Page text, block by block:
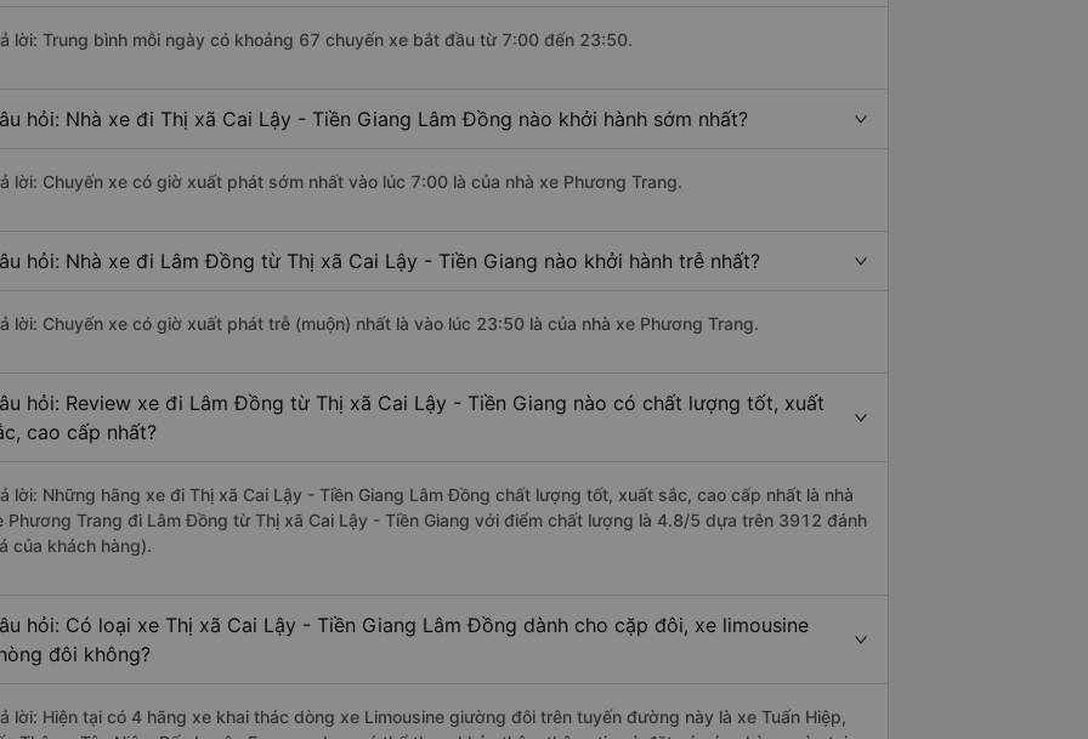
lời: Trung bình mỗi ngày có khoảng 67 chuyến xe bắt đầu từ 7:00 đến 23:50.
hỏi: Nhà xe đi Thị xã Cai Lậy - Tiền Giang Lâm Đồng nào khởi hành sớm nhất?
lời: Chuyến xe có giờ xuất phát sớm nhất vào lúc 7:00 là của nhà xe Phương Trang.
hỏi: Nhà xe đi Lâm Đồng từ Thị xã Cai Lậy - Tiền Giang nào khởi hành trễ nhất?
lời: Chuyến xe có giờ xuất phát trễ (muộn) nhất là vào lúc 23:50 là của nhà xe Phương Trang.
hỏi: Review xe đi Lâm Đồng từ Thị xã Cai Lậy - Tiền Giang nào có chất lượng tốt, xuất
cao cấp nhất?
lời: Những hãng xe đi Thị xã Cai Lậy - Tiền Giang Lâm Đồng chất lượng tốt, xuất sắc, cao cấp nhất là nhà
Phương Trang đi Lâm Đồng từ Thị xã Cai Lậy - Tiền Giang với điểm chất lượng là 4.8/5 dựa trên 3912 đánh
của khách hàng).
hỏi: Có loại xe Thị xã Cai Lậy - Tiền Giang Lâm Đồng dành cho cặp đôi, xe limousine
đôi không?
lời: Hiện tại có 4 hãng xe khai thác dòng xe Limousine giường đôi trên tuyến đường này là xe Tuấn Hiệp,